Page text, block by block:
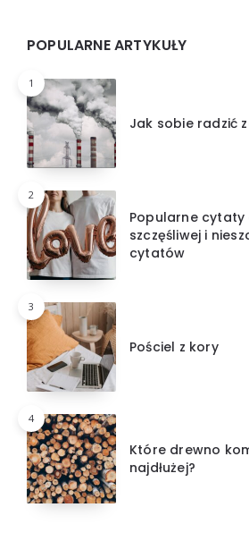
POPULARNE ARTYKUŁY
1
Jak sobie radzić
2
Popularne cytaty
szczęśliwej i
cytatów
3
Pościel z kory
4
Które drewno
najdłużej?